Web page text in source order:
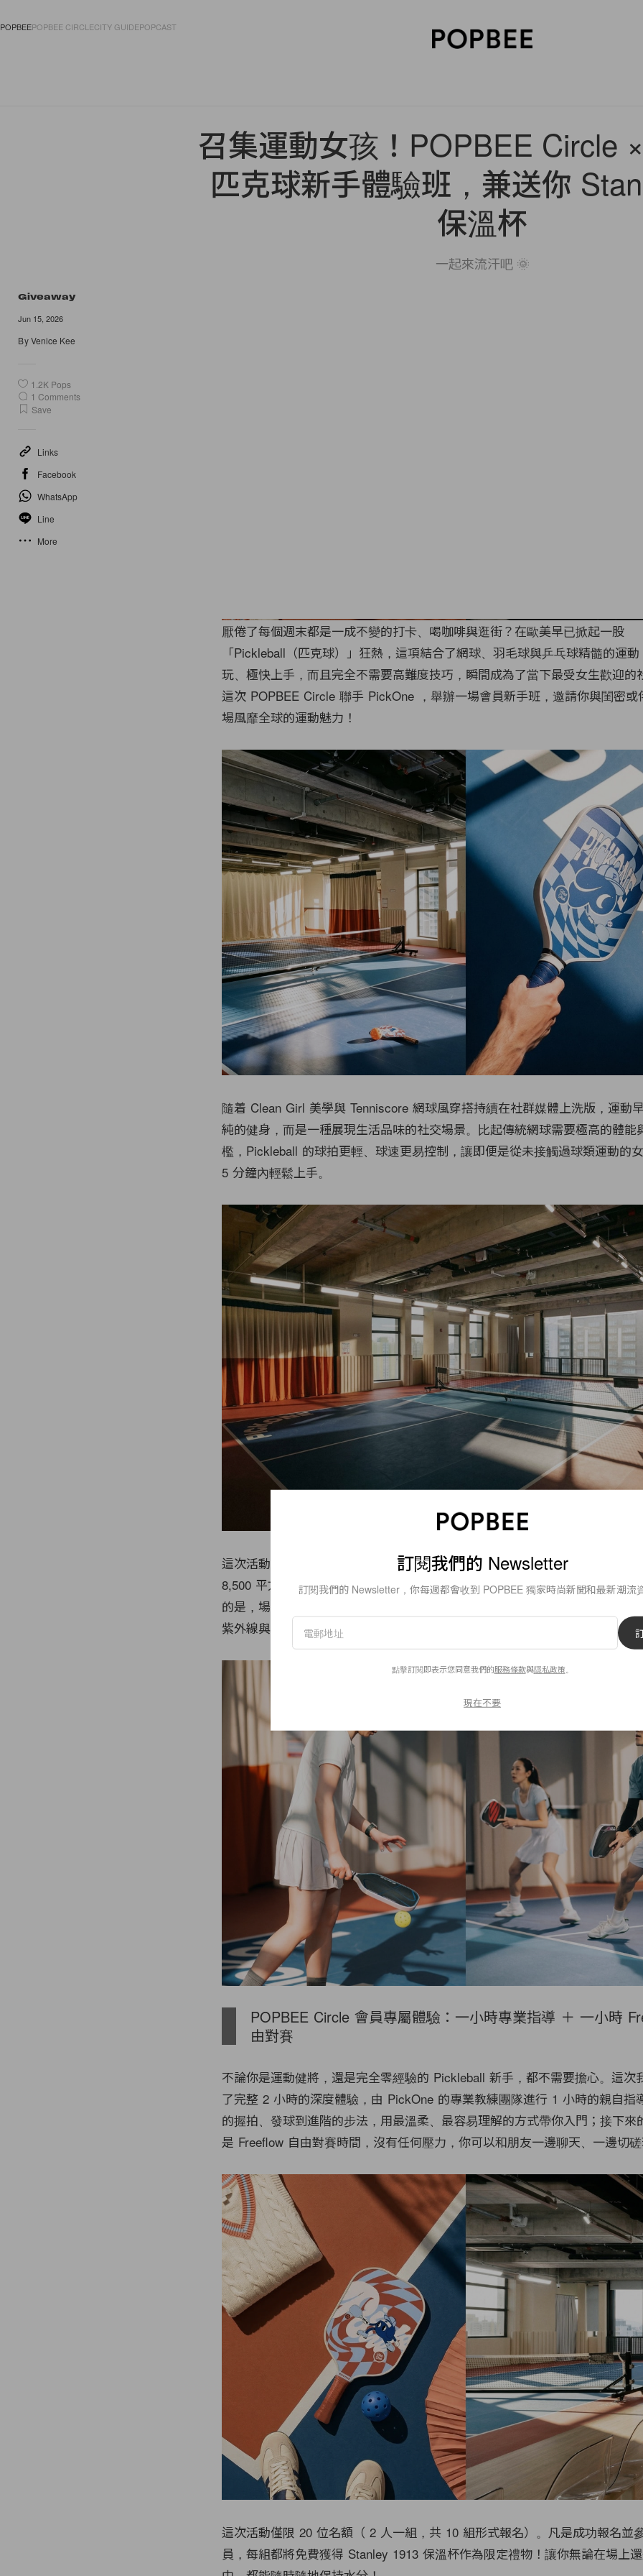
POPBEEPOPBEE CIRCLECITY GUIDEPOPCAST
召集運動女孩！POPBEE Circle
匹克球新手體驗班，兼送你
保溫杯
一起來流汗吧 🌞
Giveaway
Jun 15, 2026
ByVenice Kee
1.2K Pops
1 Comments
Save
Links
Facebook
WhatsApp
Line
More
厭倦了每個週末都是一成不變的打卡、喝咖啡與逛街？在歐美早已掀起一股
「Pickleball（匹克球）」狂熱，這項結合了網球、羽毛球與乒乓球精髓的運
玩、極快上手，而且完全不需要高難度技巧，瞬間成為了當下最受女生歡迎的
這次 POPBEE Circle 聯手 PickOne ，舉辦一場會員新手班，邀請你與閨密或
場風靡全球的運動魅力！
隨着 Clean Girl 美學與 Tenniscore 網球風穿搭持續在社群媒體上洗版，運動
純的健身，而是一種展現生活品味的社交場景。比起傳統網球需要極高的體能
檻，Pickleball 的球拍更輕、球速更易控制，讓即便是從未接觸過球類運動的
5 分鐘內輕鬆上手。
這次活動我們特別選址進駐新蒲崗全新潮流地標 The Burrow 的 PickOne
8,500 平方呎的空間，主打為城市人打造一個橫跨不同年齡層的「全齡運動樞
的是，場內設有全天候的室內空調系統，讓怕曬黑的女生們在炎炎夏日中，也
紫外線與中暑的困擾，在舒適涼爽、極具現代空間感的環境下盡情揮灑汗水。
POPBEE Circle 會員專屬體驗：一小時專業指導 ＋ 一小時
由對賽
不論你是運動健將，還是完全零經驗的 Pickleball 新手，都不需要擔心。這次
了完整 2 小時的深度體驗，由 PickOne 的專業教練團隊進行 1 小時的親自指
的握拍、發球到進階的步法，用最溫柔、最容易理解的方式帶你入門；接下來
是 Freeflow 自由對賽時間，沒有任何壓力，你可以和朋友一邊聊天、一邊切
這次活動僅限 20 位名額（ 2 人一組，共 10 組形式報名）。凡是成功報名並
員，每組都將免費獲得 Stanley 1913 保溫杯作為限定禮物！讓你無論在場上
訂閱我們的 Newsletter
訂閱我們的 Newsletter，你每週都會收到 POPBEE 獨家時尚新聞和最新潮流
點擊訂閱即表示您同意我們的服務條款與隱私政策
現在不要